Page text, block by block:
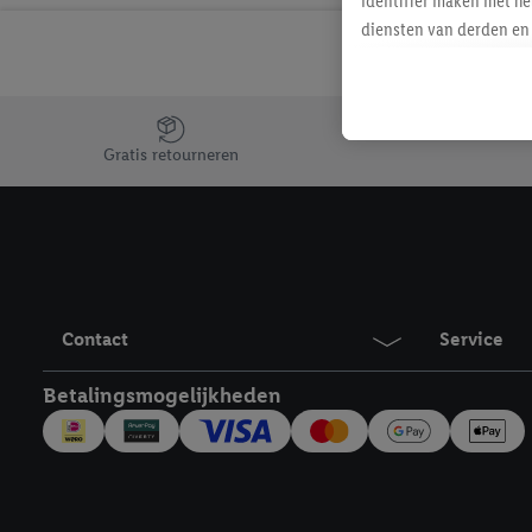
Jouw voordelen bij ons als Lidl webshop klant
Gratis retourneren
Contact Service
Betalingsmogelijkheden
diensten van derden
Als je hiervoor
eerder interesse hebt
maar het niet te
mailadres en met
Onder "Aanpassen"
Door te klikken op
technieken worden
inclusief over de
trekken, vind je in onze
over de cookies die